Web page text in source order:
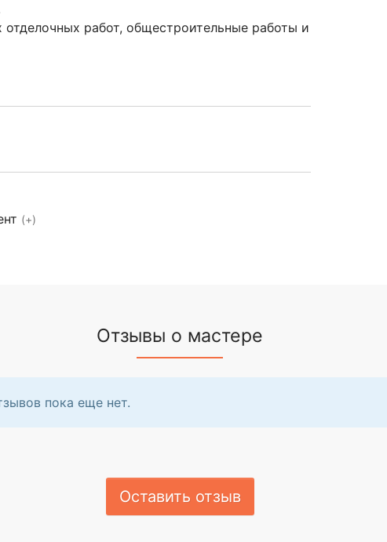
работ, общестроительные работы и
(+)
Отзывы о мастере
пока еще нет.
Оставить отзыв